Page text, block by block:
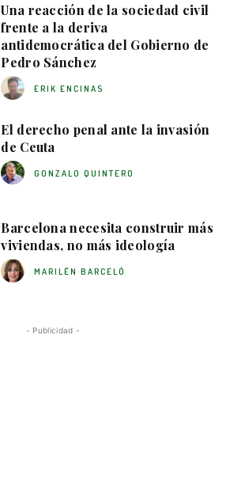
Una reacción de la sociedad civil
frente a la deriva
antidemocrática del Gobierno de
Pedro Sánchez
ERIK ENCINAS
El derecho penal ante la invasión
de Ceuta
GONZALO QUINTERO
Barcelona necesita construir más
viviendas, no más ideología
MARILÉN BARCELÓ
- Publicidad -